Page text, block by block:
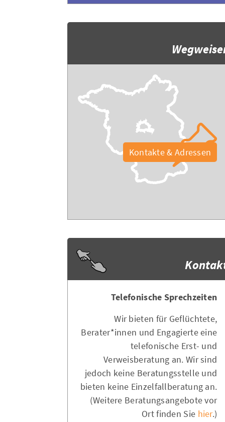
Kontakte & Adressen
Telefonische Sprechzeiten
Wir bieten für Geflüchtete,
Berater*innen und Engagierte eine
telefonische Erst- und
Verweisberatung an. Wir sind
jedoch keine Beratungsstelle und
bieten keine Einzelfallberatung an.
(Weitere Beratungsangebote vor
Ort finden Sie hier.)